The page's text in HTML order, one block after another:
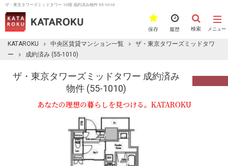
ザ・東京タワーズミッドタワー 10階 成約済み物件 55-1010
メニュー
検索
履歴
保存
KATAROKU 中央区賃貸マンション一覧
ザ・東京タワーズミッドタワ
ー
成約済み (55-1010)
ザ・東京タワーズミッドタワー 成約済み
物件 (55-1010)
あなたの理想の暮らしを見つける。KATAROKU